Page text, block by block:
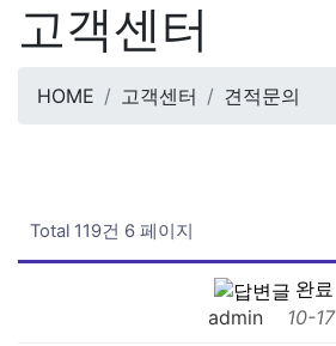
고객센터
HOME 고객센터 견적문의
Total 119건 6 페이지
완료
admin
10-17